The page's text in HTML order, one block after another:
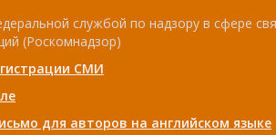
службой по надзору в сфере
(Роскомнадзор)
СМИ
для авторов на английском языке